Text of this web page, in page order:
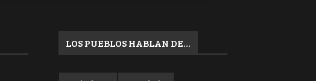
LOS PUEBLOS HABLAN DE…